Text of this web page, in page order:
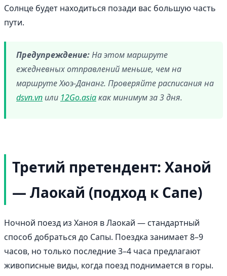
Солнце будет находиться позади вас большую часть
пути.
Предупреждение:На этом маршруте
ежедневных отправлений меньше, чем на
маршруте Хюэ-Дананг. Проверяйте расписания на
dsvn.vn или 12Go.asiaкак минимум за 3 дня.
Третий претендент: Ханой
— Лаокай (подход к Сапе)
Ночной поезд из Ханоя в Лаокай — стандартный
способ добраться до Сапы. Поездка занимает 8–9
часов, но только последние 3–4 часа предлагают
живописные виды, когда поезд поднимается в горы.